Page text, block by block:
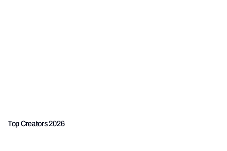
Top Creators 2026